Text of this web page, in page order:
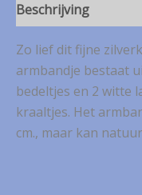
Beschrijving
Zo lief dit fijne
armbandje bestaat
bedeltjes en 2 witte
kraaltjes. Het
cm., maar kan